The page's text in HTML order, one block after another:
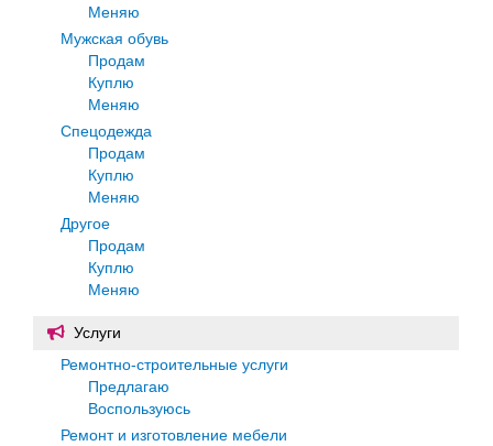
Меняю
Мужская обувь
Продам
Куплю
Меняю
Спецодежда
Продам
Куплю
Меняю
Другое
Продам
Куплю
Меняю
Услуги
Ремонтно-строительные услуги
Предлагаю
Воспользуюсь
Ремонт и изготовление мебели